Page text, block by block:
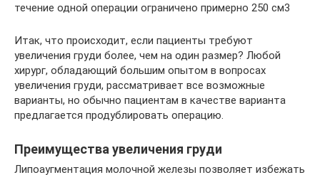
течение одной операции ограничено примерно 250 см3
Итак, что происходит, если пациенты требуют
увеличения груди более, чем на один размер? Любой
хирург, обладающий большим опытом в вопросах
увеличения груди, рассматривает все возможные
варианты, но обычно пациентам в качестве варианта
предлагается продублировать операцию.
Преимущества увеличения груди
Липоаугментация молочной железы позволяет избежать